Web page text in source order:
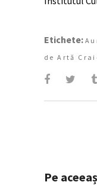
Etichete:
de Artă
Pe